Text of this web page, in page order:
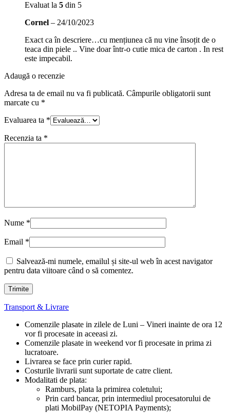
Evaluat la 5 din 5
Cornel – 24/10/2023
Exact ca în descriere…cu mențiunea că nu vine însoțit de o
teaca din piele .. Vine doar într-o cutie mica de carton . In rest
este impecabil.
Adaugă o recenzie
Adresa ta de email nu va fi publicată. Câmpurile obligatorii sunt
marcate cu *
Evaluarea ta *
Recenzia ta *
Nume *
Email *
Salvează-mi numele, emailul și site-ul web în acest navigator
pentru data viitoare când o să comentez.
Transport & Livrare
Comenzile plasate in zilele de Luni – Vineri inainte de ora 12
vor fi procesate in aceeasi zi.
Comenzile plasate in weekend vor fi procesate in prima zi
lucratoare.
Livrarea se face prin curier rapid.
Costurile livrarii sunt suportate de catre client.
Modalitati de plata:
Ramburs, plata la primirea coletului;
Prin card bancar, prin intermediul procesatorului de
plati MobilPay (NETOPIA Payments);